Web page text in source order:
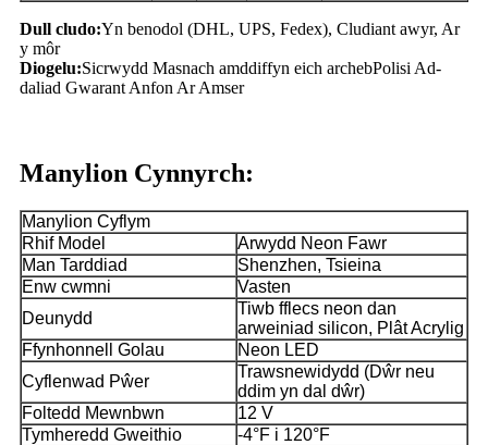
Dull cludo:Yn benodol (DHL, UPS, Fedex), Cludiant awyr, Ar
y môr
Diogelu:Sicrwydd Masnach amddiffyn eich archebPolisi Ad-
daliad Gwarant Anfon Ar Amser
Manylion Cynnyrch:
Manylion Cyflym
Rhif Model
Arwydd Neon Fawr
Man Tarddiad
Shenzhen, Tsieina
Enw cwmni
Vasten
Deunydd
Tiwb fflecs neon dan
arweiniad silicon, Plât Acrylig
Ffynhonnell Golau
Neon LED
Cyflenwad Pŵer
Trawsnewidydd (Dŵr neu
ddim yn dal dŵr)
Foltedd Mewnbwn
12 V
Tymheredd Gweithio
-4°F i 120°F